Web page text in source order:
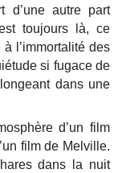
d’une autre part
toujours là, ce
l’immortalité des
si fugace de
dans une
d’un film
film de Melville.
dans la nuit